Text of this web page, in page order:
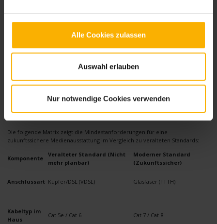
Alle Cookies zulassen
Auswahl erlauben
Nur notwendige Cookies verwenden
(Internet Protocol Television) läuft auch das TV-Signal komplett über die
Breitbandleitung. Das spart die Installation einer Satellitenanlage oder eines
separaten Kabel-TV-Anschlusses.
Bei der Auswahl der Tarife setzen Verbraucher vermehrt auf gebündelte
Lösungen. Wer Festnetz, Highspeed-Internet und Mobilfunk kombiniert,
profitiert von deutlichen Preisvorteilen und vereinfachten
Abrechnungsstrukturen. Ein bewährtes Beispiel für eine solche
Produktbündelung bietet dasTelekom MagentaEins Kombipaket, das
Datenvolumen für unterwegs mit der maximalen Bandbreite des heimischen
Glasfaseranschlusses verzahnt.
Technische Parameter im Überblick
Die folgende Matrix zeigt die Mindestanforderungen für eine
zukunftssichere Medienausstattung im Vergleich zu veralteten Standards:
Komponente
Veralteter Standard (Nicht
mehr planbar)
Moderner Standard
(Zukunftssicher)
Anschlussart Kupfer/DSL (VDSL) Glasfaser (FTTH)
Kabeltyp im
Haus
Cat 5e / Cat 6 Cat 7 / Cat 8